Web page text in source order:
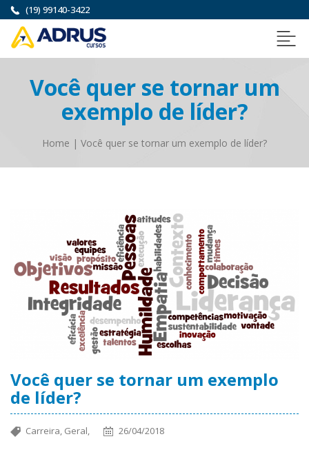
(19) 99140-3422
Você quer se tornar um
exemplo de líder?
Home | Você quer se tornar um exemplo de líder?
Você quer se tornar um exemplo
de líder?
Carreira, Geral, 26/04/2018